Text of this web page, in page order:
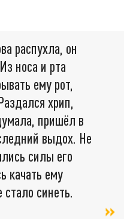
распухла, он
носа и рта
ему рот,
хрип,
пришёл в
выдох. Не
силы его
качать ему
синеть.